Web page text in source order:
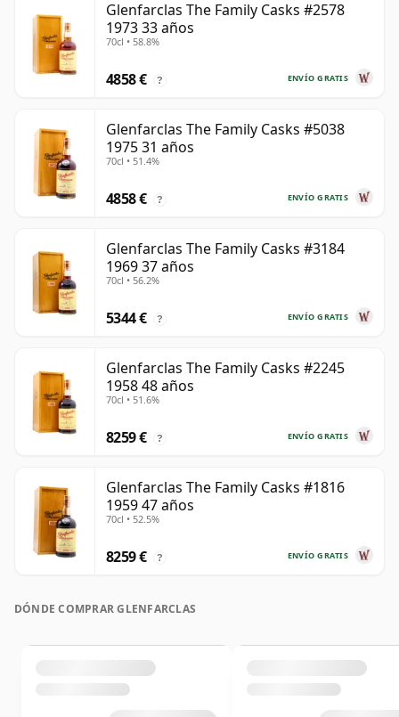
Glenfarclas The Family Casks #2578
1973 33 años
70cl • 58.8%
ENVÍO GRATIS
4858 € ?
Glenfarclas The Family Casks #5038
1975 31 años
70cl • 51.4%
ENVÍO GRATIS
4858 € ?
Glenfarclas The Family Casks #3184
1969 37 años
70cl • 56.2%
ENVÍO GRATIS
5344 € ?
Glenfarclas The Family Casks #2245
1958 48 años
70cl • 51.6%
ENVÍO GRATIS
8259 € ?
Glenfarclas The Family Casks #1816
1959 47 años
70cl • 52.5%
ENVÍO GRATIS
8259 € ?
DÓNDE COMPRAR GLENFARCLAS